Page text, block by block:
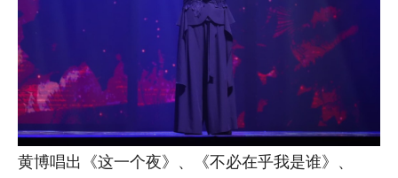
黄博唱出《这一个夜》、《不必在乎我是谁》、